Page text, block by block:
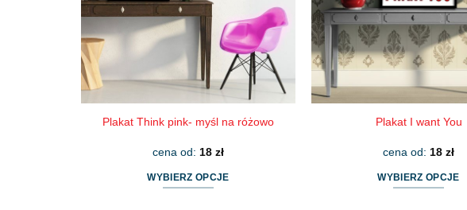
stronie
produktu
na
stronie
produktu
Plakat Think pink- myśl na różowo
cena od: 18 zł
WYBIERZ OPCJE
Plakat I want You
cena od: 18 zł
WYBIERZ OPCJE